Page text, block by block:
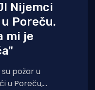
Nijemci
Poreču.
mi je
požar u
u Poreču,